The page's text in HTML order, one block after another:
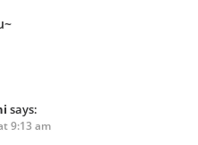
says:
9:13 am